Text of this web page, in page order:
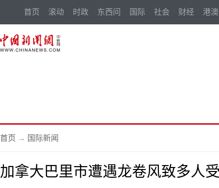
首页 滚动 时政 东西问 国际 社会 财经 港澳
首页 → 国际新闻
加拿大巴里市遭遇龙卷风致多人